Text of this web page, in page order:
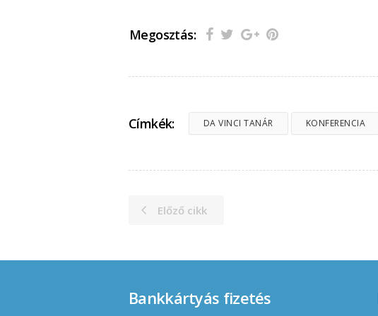
Megosztás:
Címkék: DA VINCI TANÁR KONFERENCIA
Előző cikk
Bankkártyás fizetés